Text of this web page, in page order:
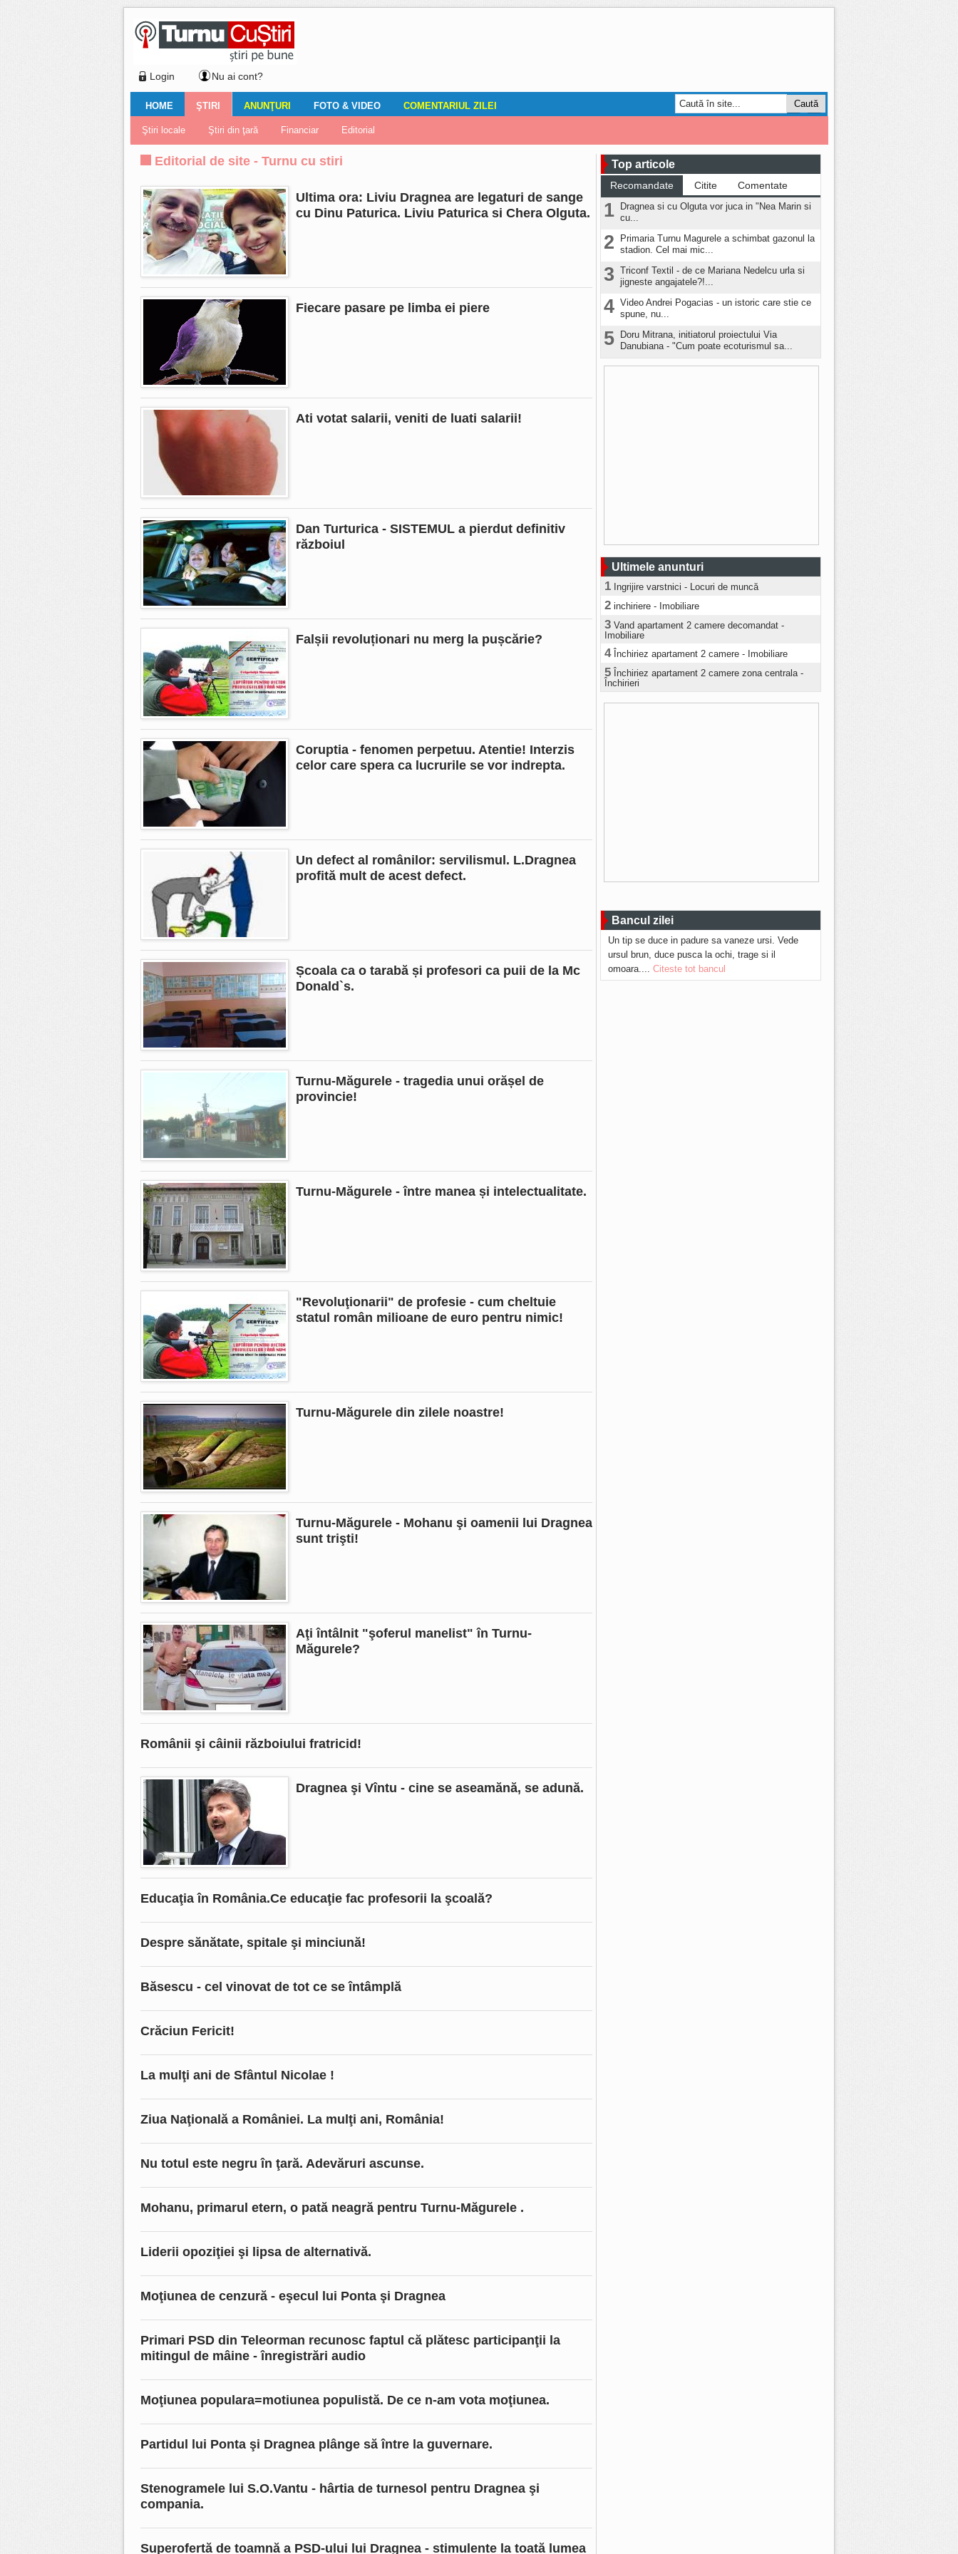
Login Nu ai cont?
HOME
Ştiri locale Turnaţi aici! Nemulţumirile localnicilor
ŞTIRI
Ştiri locale Ştiri din ţară Financiar Editorial
ANUNŢURI
Imobiliare Auto Închirieri Vânzări Locuri de muncă
FOTO & VIDEO
Galerii Foto Galerii video
COMENTARIUL ZILEI
Comentariul zilei
Editorial de site - Turnu cu stiri
Ultima ora: Liviu Dragnea are legaturi de sange
cu Dinu Paturica. Liviu Paturica si Chera Olguta.
Fiecare pasare pe limba ei piere
Ati votat salarii, veniti de luati salarii!
Dan Turturica - SISTEMUL a pierdut definitiv
războiul
Falșii revoluționari nu merg la pușcărie?
Coruptia - fenomen perpetuu. Atentie! Interzis
celor care spera ca lucrurile se vor indrepta.
Un defect al românilor: servilismul. L.Dragnea
profită mult de acest defect.
Școala ca o tarabă și profesori ca puii de la Mc
Donald`s.
Turnu-Măgurele - tragedia unui orășel de
provincie!
Turnu-Măgurele - între manea și intelectualitate.
"Revoluţionarii" de profesie - cum cheltuie
statul român milioane de euro pentru nimic!
Turnu-Măgurele din zilele noastre!
Turnu-Măgurele - Mohanu şi oamenii lui Dragnea
sunt trişti!
Aţi întâlnit "şoferul manelist" în Turnu-
Măgurele?
Românii şi câinii războiului fratricid!
Dragnea şi Vîntu - cine se aseamănă, se adună.
Educaţia în România.Ce educaţie fac profesorii la şcoală?
Despre sănătate, spitale şi minciună!
Băsescu - cel vinovat de tot ce se întâmplă
Crăciun Fericit!
La mulţi ani de Sfântul Nicolae !
Ziua Naţională a României. La mulţi ani, România!
Nu totul este negru în ţară. Adevăruri ascunse.
Mohanu, primarul etern, o pată neagră pentru Turnu-Măgurele .
Liderii opoziţiei şi lipsa de alternativă.
Moţiunea de cenzură - eşecul lui Ponta şi Dragnea
Primari PSD din Teleorman recunosc faptul că plătesc participanţii la
mitingul de mâine - înregistrări audio
Moţiunea populara=motiunea populistă. De ce n-am vota moţiunea.
Partidul lui Ponta şi Dragnea plânge să între la guvernare.
Stenogramele lui S.O.Vantu - hârtia de turnesol pentru Dragnea şi
compania.
Superofertă de toamnă a PSD-ului lui Dragnea - stimulente la toată lumea
Top articole
Recomandate Citite Comentate
1
Dragnea si cu Olguta vor juca in "Nea Marin si
cu...
2
Primaria Turnu Magurele a schimbat gazonul la
stadion. Cel mai mic...
3 Triconf Textil - de ce Mariana Nedelcu urla si
jigneste angajatele?!...
4 Video Andrei Pogacias - un istoric care stie ce
spune, nu...
5
Doru Mitrana, initiatorul proiectului Via
Danubiana - "Cum poate ecoturismul sa...
Ultimele anunturi
1 Ingrijire varstnici - Locuri de muncă
2 inchiriere - Imobiliare
3 Vand apartament 2 camere decomandat -
Imobiliare
4 Închiriez apartament 2 camere - Imobiliare
5 Închiriez apartament 2 camere zona centrala -
Închirieri
Bancul zilei
Un tip se duce in padure sa vaneze ursi. Vede
ursul brun, duce pusca la ochi, trage si il
omoara.... Citeste tot bancul